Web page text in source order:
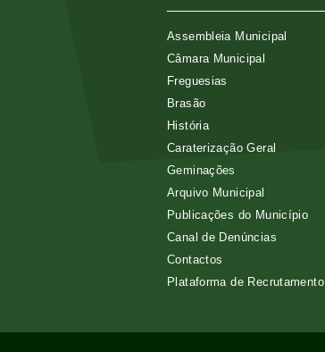
Assembleia Municipal
Câmara Municipal
Freguesias
Brasão
História
Caraterização Geral
Geminações
Arquivo Municipal
Publicações do Município
Canal de Denúncias
Contactos
Plataforma de Recrutamento